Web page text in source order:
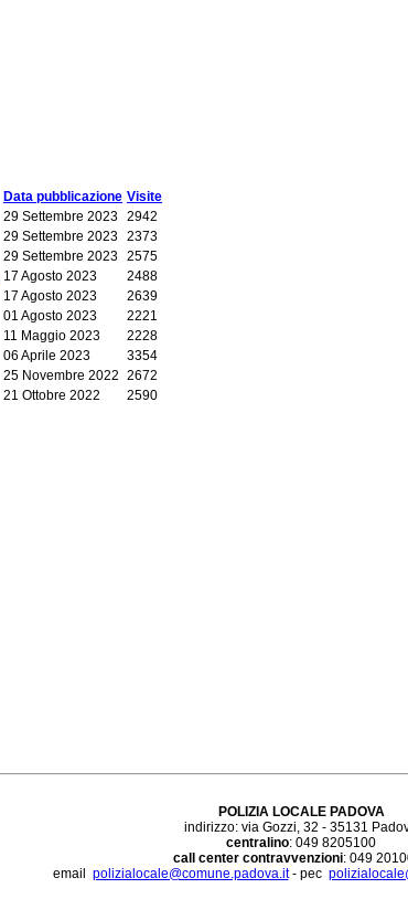
Data pubblicazione Visite
29 Settembre 2023 2942
29 Settembre 2023 2373
29 Settembre 2023 2575
17 Agosto 2023
2488
17 Agosto 2023
2639
01 Agosto 2023
2221
11 Maggio 2023
2228
06 Aprile 2023
3354
25 Novembre 2022 2672
21 Ottobre 2022 2590
POLIZIA LOCALE PADOVA
indirizzo: via Gozzi, 32 - 35131
centralino: 049 8205100
call center contravvenzioni: 049
email polizialocale@comune.padova.it- pec